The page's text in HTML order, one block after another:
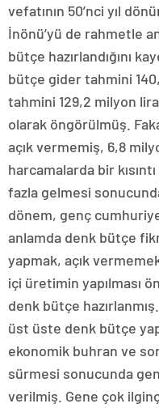
vefatının 50’nci yıl
İnönü’yü de rahmetle
bütçe hazırlandığını
bütçe gider tahmini
tahmini 129,2 milyon
olarak öngörülmüş.
açık vermemiş, 6,8
harcamalarda bir
fazla gelmesi
dönem, genç
anlamda denk bütçe
yapmak, açık
içi üretimin yapılması
denk bütçe
üst üste denk bütçe
ekonomik buhran ve
sürmesi sonucunda
verilmiş. Gene çok